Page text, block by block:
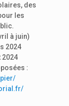
des
les
à juin)
2024
2024
: